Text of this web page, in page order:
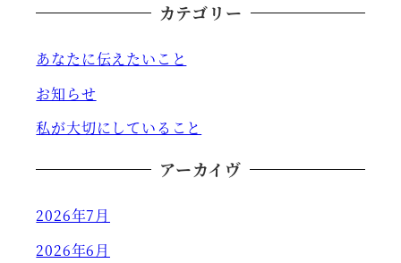
カテゴリー
あなたに伝えたいこと
お知らせ
私が大切にしていること
アーカイヴ
2026年7月
2026年6月